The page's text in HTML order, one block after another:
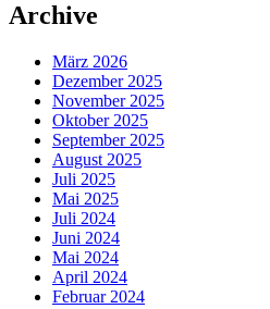
Archive
März 2026
Dezember 2025
November 2025
Oktober 2025
September 2025
August 2025
Juli 2025
Mai 2025
Juli 2024
Juni 2024
Mai 2024
April 2024
Februar 2024